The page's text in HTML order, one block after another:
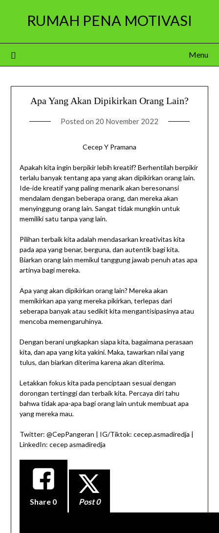
RUMAH PENA MOTIVASI
Menu
Apa Yang Akan Dipikirkan Orang Lain?
Posted on 20 November 2022
Cecep Y Pramana
Apakah kita ingin berpikir lebih kreatif? Berhentilah berpikir
terlalu banyak tentang apa yang akan dipikirkan orang lain.
Ide-ide kreatif yang paling menarik akan beresonansi
mendalam dengan beberapa orang, dan mereka akan
menyinggung orang lain. Sangat tidak mungkin untuk
memiliki satu tanpa yang lain.
Pilihan terbaik kita adalah mendasarkan kreativitas kita
pada apa yang benar, berguna, dan autentik bagi kita.
Biarkan orang lain memikul tanggung jawab penuh atas apa
artinya bagi mereka.
Apa yang akan dipikirkan orang lain? Mereka akan
memikirkan apa yang mereka pikirkan, terlepas dari
seberapa banyak atau sedikit kita mengantisipasinya atau
mencoba memengaruhinya.
Dengan berani ungkapkan siapa kita, bagaimana perasaan
kita, dan apa yang kita yakini. Maka, tawarkan nilai yang
tulus, dan biarkan diterima karena akan diterima.
Letakkan fokus kita pada penciptaan sesuai dengan
dorongan tertinggi dan terbaik kita. Percaya diri tahu
bahwa tidak apa-apa bagi orang lain untuk membuat apa
yang mereka mau.
Twitter: @CepPangeran | IG/Tiktok: cecep.asmadiredja |
LinkedIn: cecep asmadiredja
Share 0 Post 0